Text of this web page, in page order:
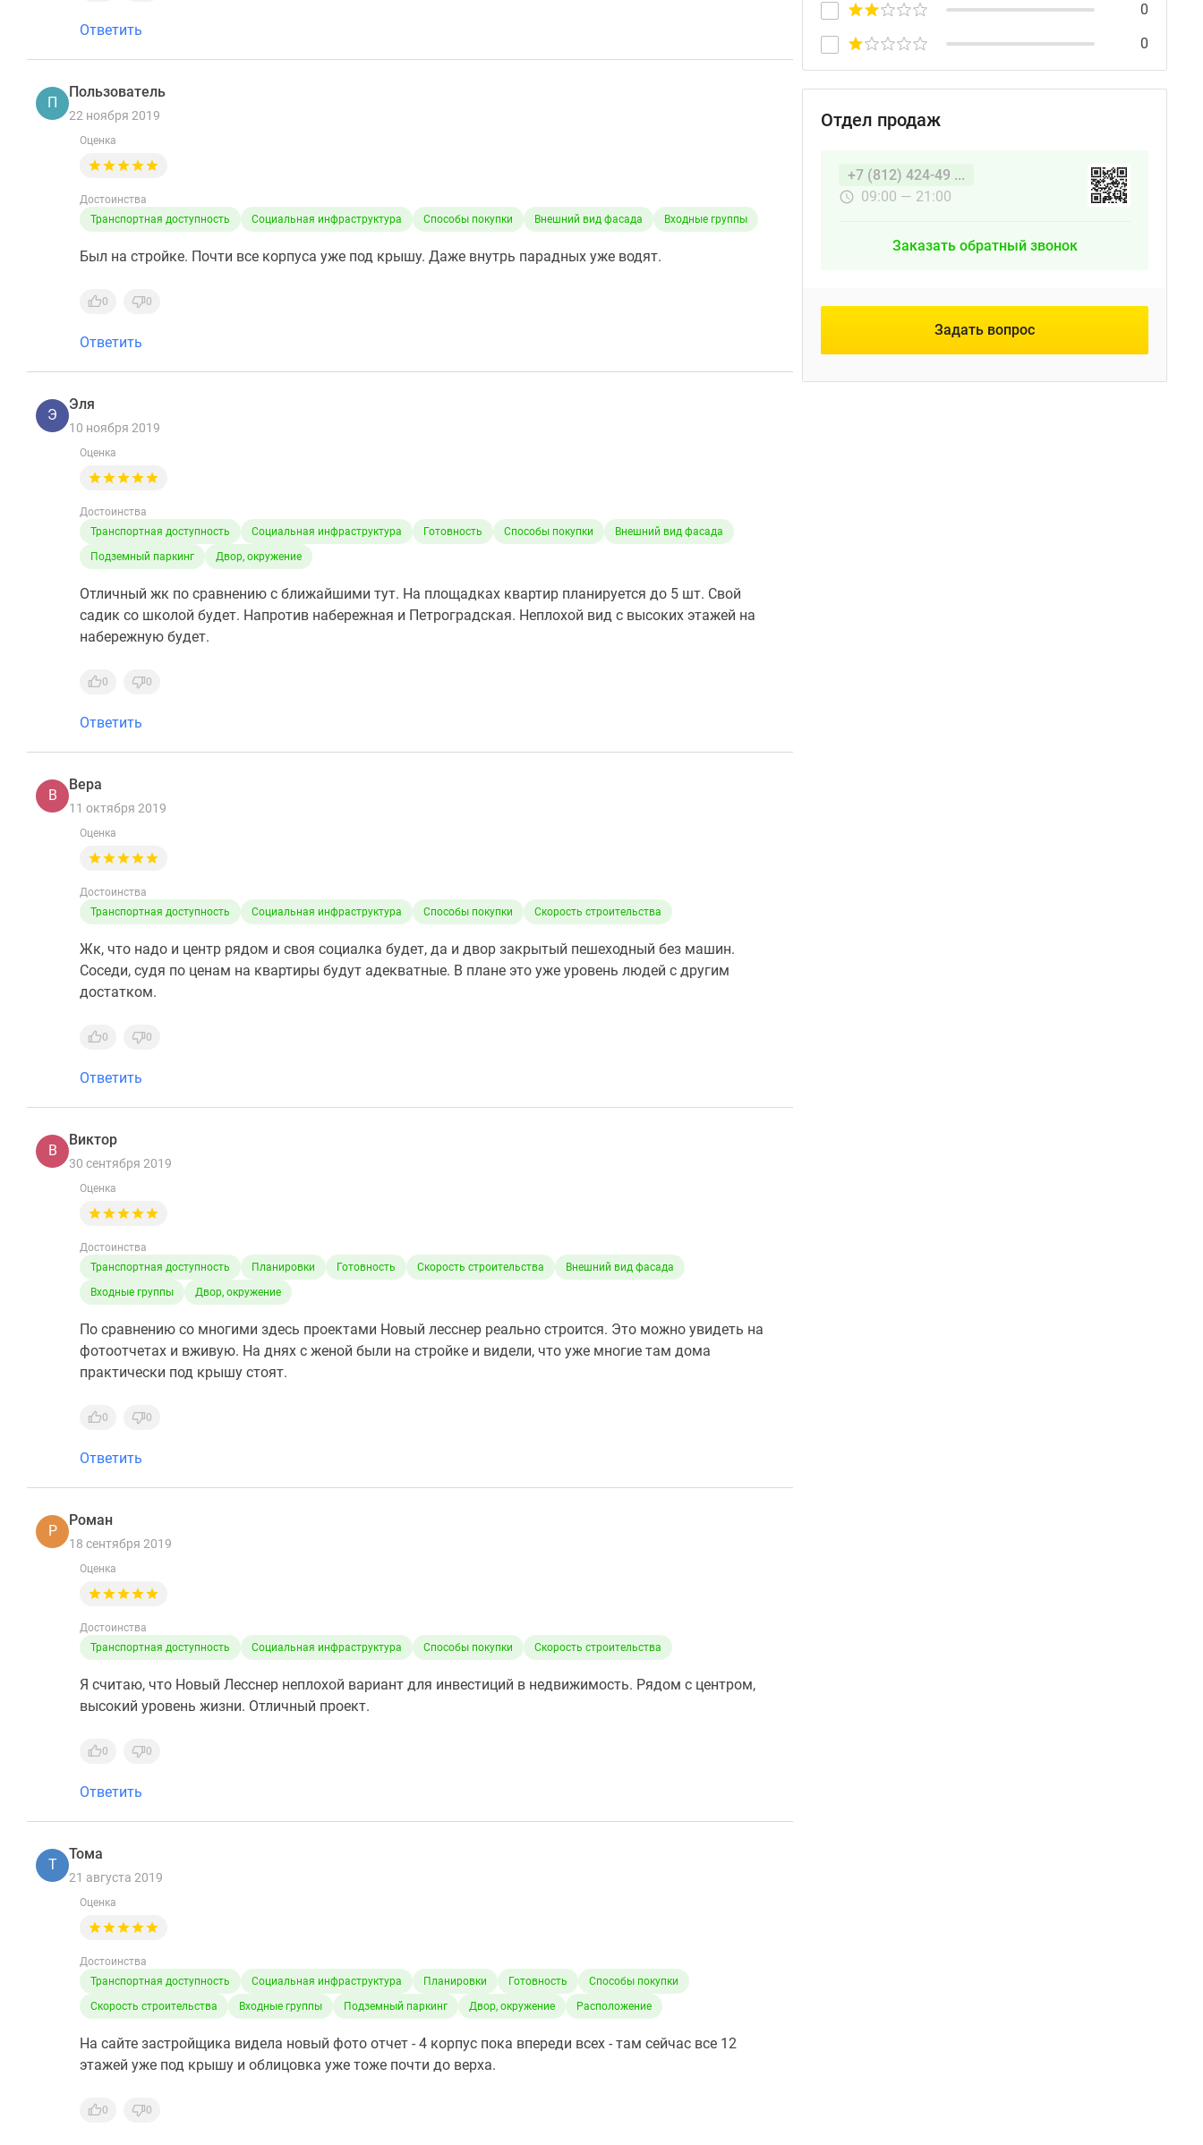
Ответить
П
Пользователь
22 ноября 2019
Оценка
Достоинства
Транспортная доступность
Социальная инфраструктура Способы покупки Внешний вид фасада Входные группы
Был на стройке. Почти все корпуса уже под крышу. Даже внутрь парадных уже водят.
0 0
Ответить
Э
Эля
10 ноября 2019
Оценка
Достоинства
Транспортная доступность
Социальная инфраструктура Готовность Способы покупки
Внешний вид фасада
Подземный паркинг
Двор, окружение
Отличный жк по сравнению с ближайшими тут. На площадках квартир планируется до 5 шт. Свой
садик со школой будет. Напротив набережная и Петроградская. Неплохой вид с высоких этажей на
набережную будет.
0 0
Ответить
В
Вера
11 октября 2019
Оценка
Достоинства
Транспортная доступность
Социальная инфраструктура Способы покупки Скорость строительства
Жк, что надо и центр рядом и своя социалка будет, да и двор закрытый пешеходный без машин.
Соседи, судя по ценам на квартиры будут адекватные. В плане это уже уровень людей с другим
достатком.
0 0
Ответить
В
Виктор
30 сентября 2019
Оценка
Достоинства
Транспортная доступность
Планировки Готовность Скорость строительства
Внешний вид фасада
Входные группы
Двор, окружение
По сравнению со многими здесь проектами Новый лесснер реально строится. Это можно увидеть на
фотоотчетах и вживую. На днях с женой были на стройке и видели, что уже многие там дома
практически под крышу стоят.
0 0
Ответить
Р
Роман
18 сентября 2019
Оценка
Достоинства
Транспортная доступность
Социальная инфраструктура Способы покупки Скорость строительства
Я считаю, что Новый Лесснер неплохой вариант для инвестиций в недвижимость. Рядом с центром,
высокий уровень жизни. Отличный проект.
0 0
Ответить
Т
Тома
21 августа 2019
Оценка
Достоинства
Транспортная доступность
Социальная инфраструктура Планировки Готовность
Способы покупки
Скорость строительства
Входные группы Подземный паркинг Двор, окружение Расположение
На сайте застройщика видела новый фото отчет - 4 корпус пока впереди всех - там сейчас все 12
этажей уже под крышу и облицовка уже тоже почти до верха.
0 0
0
0
Отдел продаж
+7 (812) 424-49 ...
09:00 — 21:00
Заказать обратный звонок
Задать вопрос